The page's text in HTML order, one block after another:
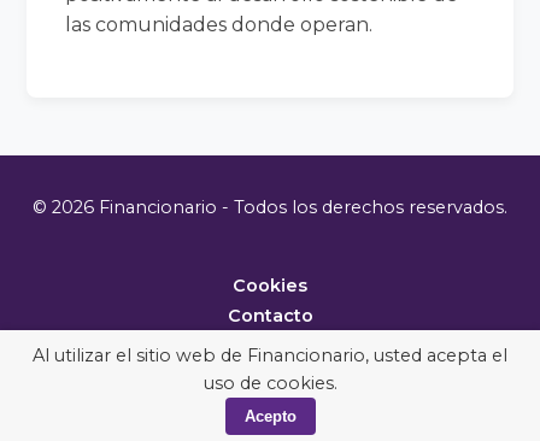
las comunidades donde operan.
© 2026 Financionario - Todos los derechos reservados.
Cookies
Contacto
Metodología
Al utilizar el sitio web de Financionario, usted acepta el
uso de cookies.
Acepto